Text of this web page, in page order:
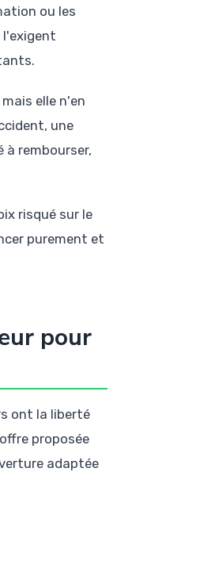
ou les
l'exigent
elle n'en
une
rembourser,
risqué sur le
purement et
pour
ont la liberté
proposée
adaptée